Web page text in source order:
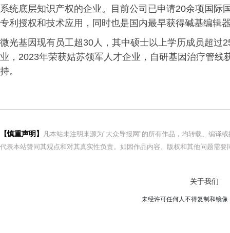
系统底层知识产权的企业。目前公司已申请20余项国际
专利授权和技术应用，同时也是国内最早获得碱基编辑
微光基因现有员工超30人，其中硕士以上学历成员超过
业，2023年荣获姑苏领军人才企业，自研基因治疗管
持。
【慎重声明】
凡本站未注明来源为"大众导报网"的所有作品，均转载、编译
代表本站赞同其观点和对其真实性负责。如因作品内容、版权和其他问题需
关于我们
未经许可任何人不得复制和镜